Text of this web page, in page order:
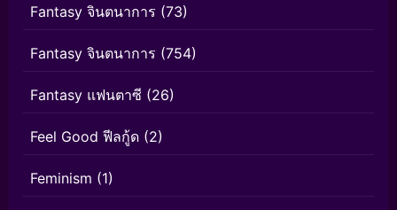
Fantasy จินตนาการ (73)
Fantasy จินตนาการ (754)
Fantasy แฟนตาซี (26)
Feel Good ฟีลกู้ด (2)
Feminism (1)